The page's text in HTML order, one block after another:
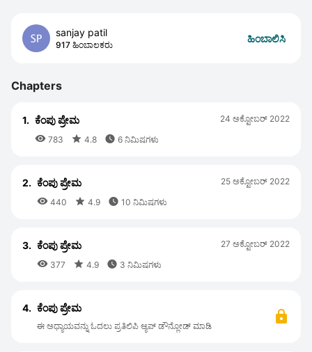
sanjay patil
917 ಹಿಂಬಾಲಕರು
ಹಿಂಬಾಲಿಸಿ
Chapters
1. ಕೆಂಪು ಪ್ರೇಮ
 783  4.8  6 ನಿಮಿಷಗಳು
24 ಅಕ್ಟೋಬರ್ 2022
2. ಕೆಂಪು ಪ್ರೇಮ
 440  4.9  10 ನಿಮಿಷಗಳು
25 ಅಕ್ಟೋಬರ್ 2022
3. ಕೆಂಪು ಪ್ರೇಮ
 377  4.9  3 ನಿಮಿಷಗಳು
27 ಅಕ್ಟೋಬರ್ 2022
4. ಕೆಂಪು ಪ್ರೇಮ
ಈ ಅಧ್ಯಾಯವನ್ನು ಓದಲು ಪ್ರತಿಲಿಪಿ ಆ್ಯಪ್ ಡೌನ್ಲೋಡ್ ಮಾಡಿ